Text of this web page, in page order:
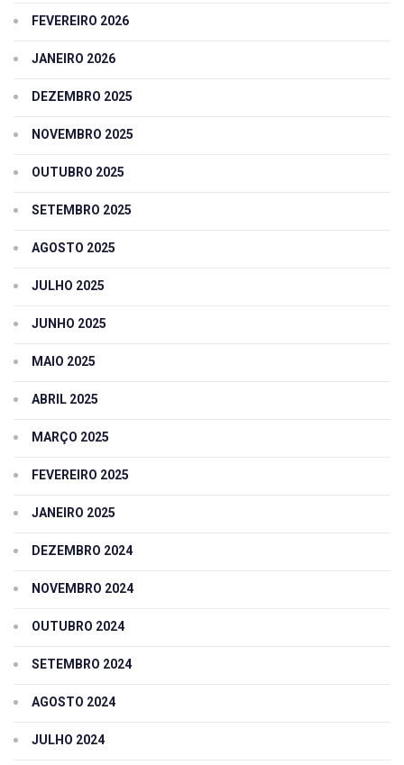
FEVEREIRO 2026
JANEIRO 2026
DEZEMBRO 2025
NOVEMBRO 2025
OUTUBRO 2025
SETEMBRO 2025
AGOSTO 2025
JULHO 2025
JUNHO 2025
MAIO 2025
ABRIL 2025
MARÇO 2025
FEVEREIRO 2025
JANEIRO 2025
DEZEMBRO 2024
NOVEMBRO 2024
OUTUBRO 2024
SETEMBRO 2024
AGOSTO 2024
JULHO 2024